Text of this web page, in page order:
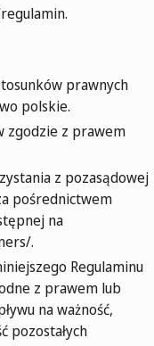
prawnych
polskie.
zgodzie z prawem
z pozasądowej
pośrednictwem
na
.
Regulaminu
z prawem lub
na ważność,
pozostałych